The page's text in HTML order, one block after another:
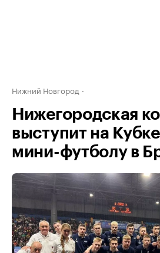
Нижний Новгород
Нижегородская
выступит на
мини-футболу в